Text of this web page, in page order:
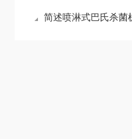
简述喷淋式巴氏杀菌